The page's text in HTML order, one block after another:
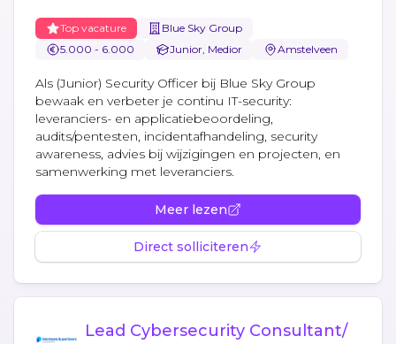
Top vacature
Blue Sky Group
5.000 - 6.000
Junior, Medior Amstelveen
Als (Junior) Security Officer bij Blue Sky Group
bewaak en verbeter je continu IT-security:
leveranciers- en applicatiebeoordeling,
audits/pentesten, incidentafhandeling, security
awareness, advies bij wijzigingen en projecten, en
samenwerking met leveranciers.
Meer lezen
Direct solliciteren
Lead Cybersecurity Consultant/